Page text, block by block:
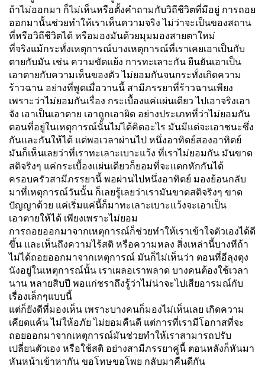
ถ้าไม่ออกมา ก็ไม่เห็นหรือตั้งคำถามกับวิถีชีวิตที่มีอยู่ การถอย
ออกมานั้นช่วยทำให้เราเห็นความจริง ไม่ว่าจะเป็นของสถาน
ที่หรือวิถีชีวิตได้ หรือมองมันด้วยมุมมองสายตาใหม่
ที่จริงแม้กระทั่งเหตุการณ์บางเหตุการณ์ที่เราเคยเอาเป็นกับ
ตายกับมัน เช่น ความขัดแย้ง การทะเลาะกัน ยืนยันเอาเป็น
เอาตายกับความเห็นของตัว ไม่ยอมกันจนกระทั่งเกิดความ
ร้าวฉาน อย่างที่พูดเมื่อวานนี้ สามีภรรยาที่ร้าวฉานเพียง
เพราะว่าไม่ยอมกันเรื่อง กระเบื้องแค่แผ่นเดียว ไปเอาจริงเอา
จัง เอาเป็นเอาตาย เอาถูกเอาผิด อย่างประเภทที่ว่าไม่ยอมกัน
ตอนที่อยู่ในเหตุการณ์นั้นไม่ได้คิดอะไร มันมีแต่จะเอาชนะซึ่ง
กันและกันให้ได้ แต่พอเวลาผ่านไป หนึ่งอาทิตย์สองอาทิตย์
มันก็เห็นเลยว่าที่เราทะเลาะเบาะแว้ง ที่เราไม่ยอมกัน มันขาด
สติจริงๆ แค่กระเบื้องแผ่นเดียวก็ยอมที่จะแตกหักกันได้
ครอบครัวสามีภรรยานี้ พอผ่านไปหนึ่งอาทิตย์ มองย้อนกลับ
มาที่เหตุการณ์วันนั้น ก็เลยรู้เลยว่าเรามันขาดสติจริงๆ ขาด
ปัญญาด้วย แค่เริ่มแค่นี้ก็มาทะเลาะเบาะแว้งจะเอาเป็น
เอาตายให้ได้ เพียงเพราะไม่ยอม
การถอยออกมาจากเหตุการณ์ก็ช่วยทำให้เราเข้าใจตัวเองได้ดี
ขึ้น และเห็นถึงความไร้สติ หรือความหลง สิ่งเหล่านี้บางทีถ้า
ไม่ได้ถอยออกมาจากเหตุการณ์ มันก็ไม่เห็นว่า ตอนที่อีลุงตุง
นังอยู่ในเหตุการณ์นั้น เราเผลอเราพลาด บางคนต้องใช้เวลา
นาน หลายสิบปี พอแก่ชราถึงรู้ว่าไม่น่าจะไปเสียอารมณ์กับ
เรื่องเล็กๆแบบนี้
แต่ก็ยังดีที่มองเห็น เพราะบางคนก็มองไม่เห็นเลย เกิดความ
เคียดแค้น ไม่ให้อภัย ไม่ยอมคืนดี แต่การที่เรามีโอกาสที่จะ
ถอยออกมาจากเหตุการณ์มันช่วยทำให้เราสามารถปรับ
เปลี่ยนตัวเอง หรือใช้สติ อย่างสามีภรรยาคู่นี้ ตอนหลังก็หันมา
หันหน้าเข้าหากัน ขอโทษขอโพย กลับมาคืนดีกัน